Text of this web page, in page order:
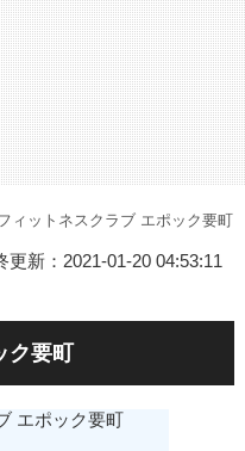
ィットネスクラブ エポック要町
更新：2021-01-20 04:53:11
要町